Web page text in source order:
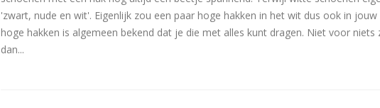
'zwart, nude en wit'. Eigenlijk zou een paar hoge hakken in het wit dus ook in
hoge hakken is algemeen bekend dat je die met alles kunt dragen. Niet voor
dan...